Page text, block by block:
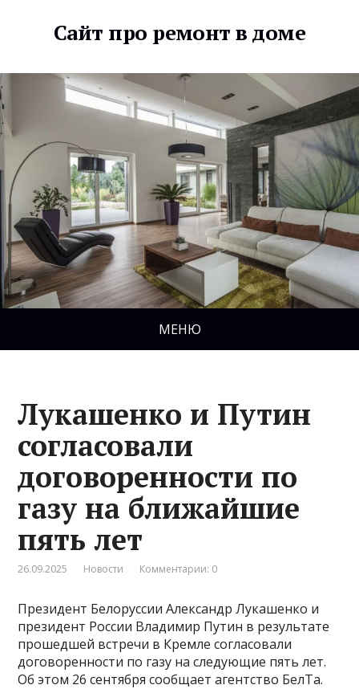
Сайт про ремонт в доме
МЕНЮ
Лукашенко и Путин
согласовали
договоренности по
газу на ближайшие
пять лет
26.09.2025 Новости Комментарии: 0
Президент Белоруссии Александр Лукашенко и
президент России Владимир Путин в результате
прошедшей встречи в Кремле согласовали
договоренности по газу на следующие пять лет.
Об этом 26 сентября сообщает агентство БелТа.